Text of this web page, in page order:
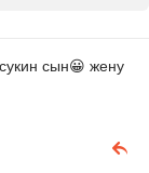
сын😀 жену